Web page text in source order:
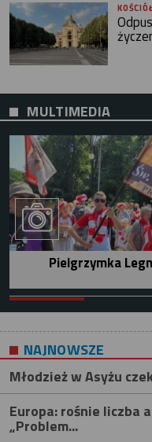
KOŚCIÓŁ
MULTIMEDIA
Pielgrzymka
NAJNOWSZE
Młodzież w Asyżu
Europa: rośnie liczba
„Problem...